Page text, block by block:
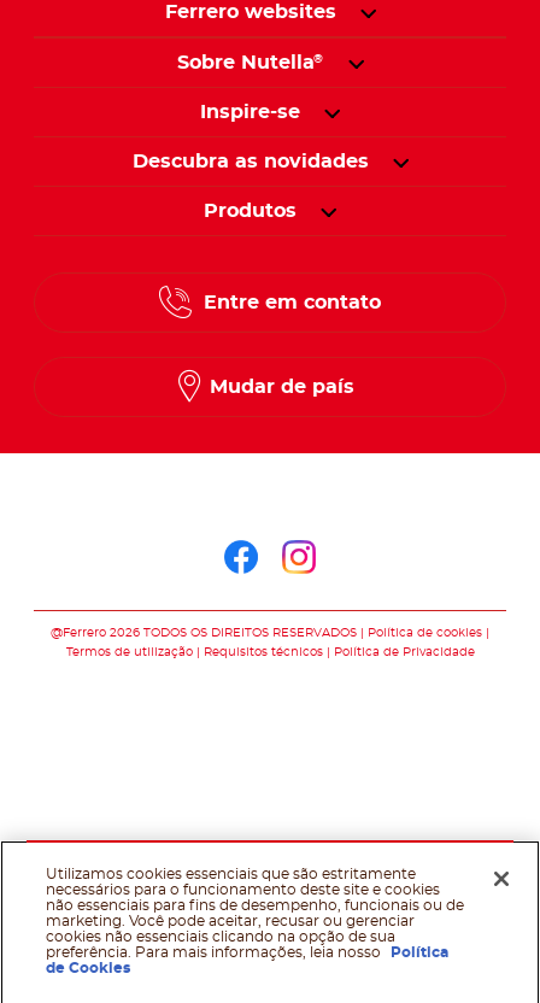
Ferrero websites
Sobre Nutella®
Inspire-se
Descubra as novidades
Produtos
Entre em contato
Mudar de país
@Ferrero 2026 TODOS OS DIREITOS RESERVADOS
Política de cookies
Termos de utilização
Requisitos técnicos Política de Privacidade
Utilizamos cookies essenciais que são estritamente
necessários para o funcionamento deste site e cookies
não essenciais para fins de desempenho, funcionais ou de
marketing. Você pode aceitar, recusar ou gerenciar
cookies não essenciais clicando na opção de sua
preferência. Para mais informações, leia nosso
Política
de Cookies